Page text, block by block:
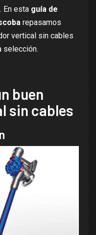
En esta guía de
repasamos
vertical sin cables
selección.
buen
sin cables